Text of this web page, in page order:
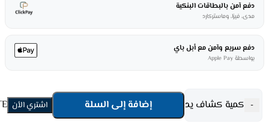
دفع آمن بالبطاقات البنكية
مدى، فيزا، وماستركارد
دفع سريع وآمن مع أبل باي
بواسطة Apple Pay
- كمية كشاف يد امبكس ليد 10 وات - قابل للشحن - اسود HUNTERZ0إضافة إلى السلة اشتري الأن